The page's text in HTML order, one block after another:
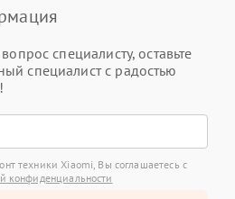
специалисту, оставьте
специалист с радостью
техники Xiaomi, Вы соглашаетесь с
конфиденциальности